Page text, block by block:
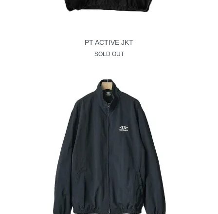
PT ACTIVE JKT
SOLD OUT